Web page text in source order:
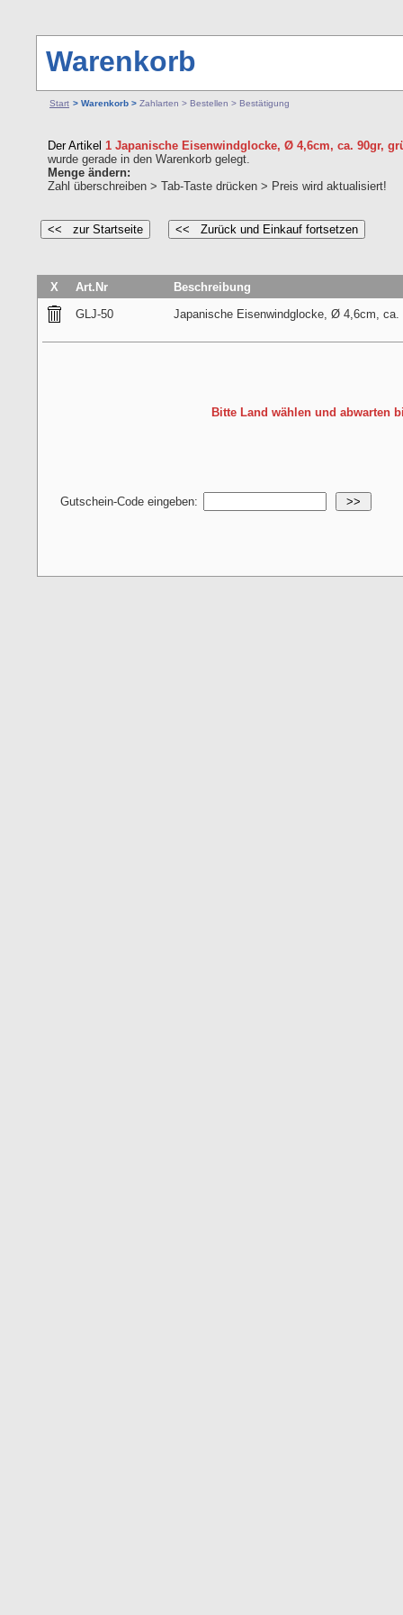
Warenkorb
Start > Warenkorb > Zahlarten > Bestellen > Bestätigung
Der Artikel 1 Japanische Eisenwindglocke, Ø 4,6cm, ca. 90gr,
wurde gerade in den Warenkorb gelegt.
Menge ändern:
Zahl überschreiben > Tab-Taste drücken > Preis wird aktualisiert!
X Art.Nr
Beschreibung
GLJ-50
Japanische Eisenwindglocke, Ø 4,6cm, ca.
Bitte Land wählen und abwarten
Gutschein-Code eingeben: >>